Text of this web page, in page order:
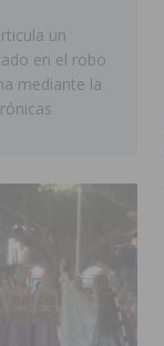
un
en el robo
mediante la